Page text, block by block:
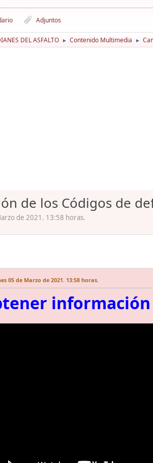
Adjuntos
DEL ASFALTO ► Contenido Multimedia ►
de los Códigos de
de 2021. 13:58 horas.
05 de Marzo de 2021. 13:58 horas.
información